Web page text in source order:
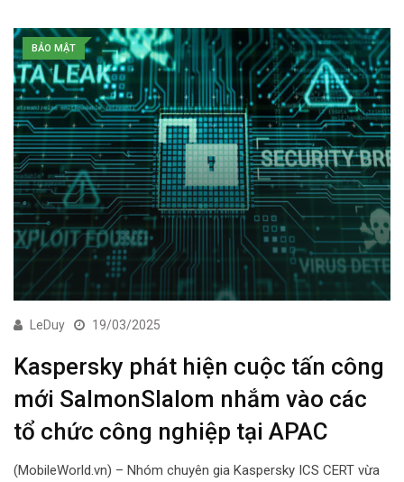
BẢO MẬT
LeDuy 19/03/2025
Kaspersky phát hiện cuộc tấn công
mới SalmonSlalom nhắm vào các
tổ chức công nghiệp tại APAC
(MobileWorld.vn) – Nhóm chuyên gia Kaspersky ICS CERT vừa